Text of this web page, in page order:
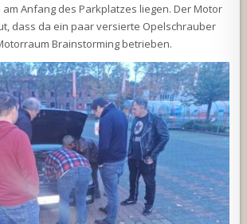
Anfang des Parkplatzes liegen. Der Motor
dass da ein paar versierte Opelschrauber
Brainstorming betrieben.